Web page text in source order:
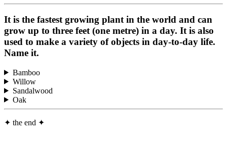
It is the fastest growing plant in the world and can
grow up to three feet (one metre) in a day. It is also
used to make a variety of objects in day-to-day life.
Name it.
Bamboo
Willow
Sandalwood
Oak
✦ the end ✦